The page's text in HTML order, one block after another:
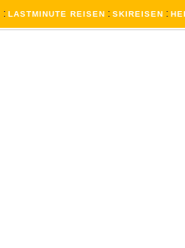
: LASTMINUTE REISEN : SKIREISEN :